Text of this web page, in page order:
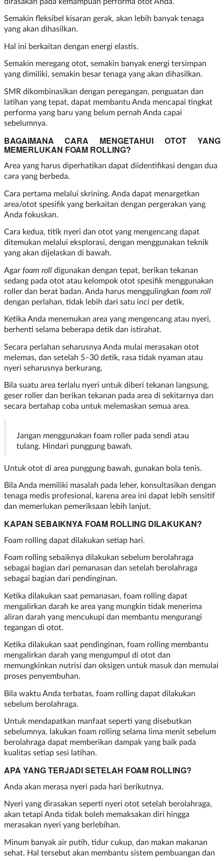
Semakin fleksibel kisaran gerak, akan lebih banyak tenaga
yang akan dihasilkan.
Hal ini berkaitan dengan energi elastis.
Semakin meregang otot, semakin banyak energi tersimpan
yang dimiliki, semakin besar tenaga yang akan dihasilkan.
SMR dikombinasikan dengan peregangan, penguatan dan
latihan yang tepat, dapat membantu Anda mencapai tingkat
performa yang baru yang belum pernah Anda capai
sebelumnya.
BAGAIMANA CARA MENGETAHUI OTOT YANG
MEMERLUKAN FOAM ROLLING?
Area yang harus diperhatikan dapat diidentifikasi dengan dua
cara yang berbeda.
Cara pertama melalui skrining. Anda dapat menargetkan
area/otot spesifik yang berkaitan dengan pergerakan yang
Anda fokuskan.
Cara kedua, titik nyeri dan otot yang mengencang dapat
ditemukan melalui eksplorasi, dengan menggunakan teknik
yang akan dijelaskan di bawah.
Agar foam rolldigunakan dengan tepat, berikan tekanan
sedang pada otot atau kelompok otot spesifik menggunakan
roller dan berat badan. Anda harus menggulingkan foam roll
dengan perlahan, tidak lebih dari satu inci per detik.
Ketika Anda menemukan area yang mengencang atau nyeri,
berhenti selama beberapa detik dan istirahat.
Secara perlahan seharusnya Anda mulai merasakan otot
melemas, dan setelah 5–30 detik, rasa tidak nyaman atau
nyeri seharusnya berkurang.
Bila suatu area terlalu nyeri untuk diberi tekanan langsung,
geser roller dan berikan tekanan pada area di sekitarnya dan
secara bertahap coba untuk melemaskan semua area.
Jangan menggunakan foam roller pada sendi atau
tulang. Hindari punggung bawah.
Untuk otot di area punggung bawah, gunakan bola tenis.
Bila Anda memiliki masalah pada leher, konsultasikan dengan
tenaga medis profesional, karena area ini dapat lebih sensitif
dan memerlukan pemeriksaan lebih lanjut.
KAPAN SEBAIKNYA FOAM ROLLING DILAKUKAN?
Foam rolling dapat dilakukan setiap hari.
Foam rolling sebaiknya dilakukan sebelum berolahraga
sebagai bagian dari pemanasan dan setelah berolahraga
sebagai bagian dari pendinginan.
Ketika dilakukan saat pemanasan, foam rolling dapat
mengalirkan darah ke area yang mungkin tidak menerima
aliran darah yang mencukupi dan membantu mengurangi
tegangan di otot.
Ketika dilakukan saat pendinginan, foam rolling membantu
mengalirkan darah yang mengumpul di otot dan
memungkinkan nutrisi dan oksigen untuk masuk dan memulai
proses penyembuhan.
Bila waktu Anda terbatas, foam rolling dapat dilakukan
sebelum berolahraga.
Untuk mendapatkan manfaat seperti yang disebutkan
sebelumnya, lakukan foam rolling selama lima menit sebelum
berolahraga dapat memberikan dampak yang baik pada
kualitas setiap sesi latihan.
APA YANG TERJADI SETELAH FOAM ROLLING?
Anda akan merasa nyeri pada hari berikutnya.
Nyeri yang dirasakan seperti nyeri otot setelah berolahraga,
akan tetapi Anda tidak boleh memaksakan diri hingga
merasakan nyeri yang berlebihan.
Minum banyak air putih, tidur cukup, dan makan makanan
sehat. Hal tersebut akan membantu sistem pembuangan dan